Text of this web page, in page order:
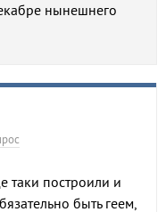
нынешнего
таки построили и
быть геем,